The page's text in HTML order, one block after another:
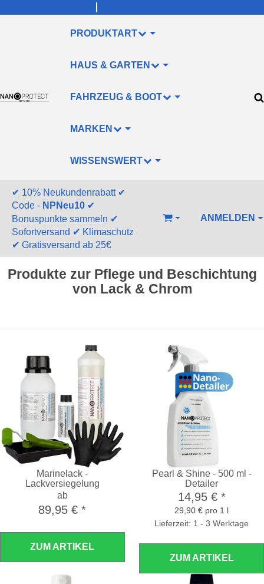
PRODUKTART
HAUS & GARTEN
FAHRZEUG & BOOT
MARKEN
WISSENSWERT
✔ 10% Neukundenrabatt✔
Code - NPNeu10 ✔
Bonuspunkte sammeln ✔
Sofortversand ✔ Klimaschutz
✔ Gratisversand ab 25€
WARENKORBANMELDEN
Produkte zur Pflege und Beschichtung
von Lack & Chrom
Marinelack -
Lackversiegelung
ab
89,95 €*
ZUM ARTIKEL
Pearl & Shine - 500 ml -
Detailer
14,95 € *
29,90 € pro 1 l
Lieferzeit: 1 - 3 Werktage
ZUM ARTIKEL